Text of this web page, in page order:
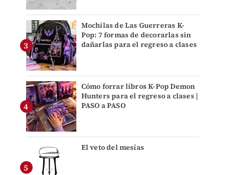
Mochilas de Las Guerreras K-
Pop: 7 formas de decorarlas sin
dañarlas para el regreso a clases
Cómo forrar libros K-Pop Demon
Hunters para el regreso a clases |
PASO a PASO
El veto del mesías